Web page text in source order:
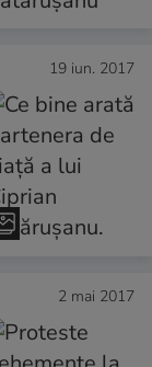
19 iun. 2017
2 mai 2017